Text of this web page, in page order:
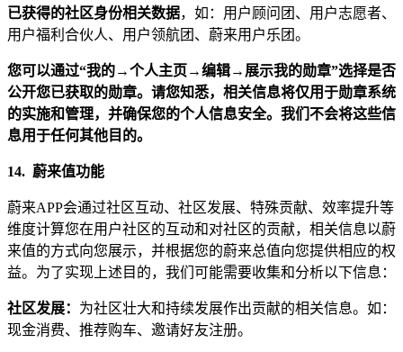
已获得的社区身份相关数据，如：用户顾问团、用户志愿者、
用户福利合伙人、用户领航团、蔚来用户乐团。
您可以通过“我的→个人主页→编辑→展示我的勋章”选择是否
公开您已获取的勋章。请您知悉，相关信息将仅用于勋章系统
的实施和管理，并确保您的个人信息安全。我们不会将这些信
息用于任何其他目的。
14. 蔚来值功能
蔚来APP会通过社区互动、社区发展、特殊贡献、效率提升等
维度计算您在用户社区的互动和对社区的贡献，相关信息以蔚
来值的方式向您展示，并根据您的蔚来总值向您提供相应的权
益。为了实现上述目的，我们可能需要收集和分析以下信息：
社区发展： 为社区壮大和持续发展作出贡献的相关信息。如：
现金消费、推荐购车、邀请好友注册。